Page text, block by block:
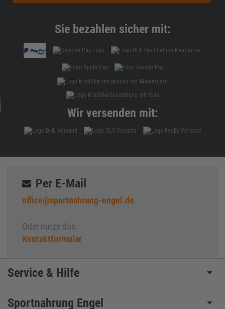
Sie bezahlen sicher mit:
Wir versenden mit:
Per E-Mail
office@sportnahrung-engel.de
Oder nutze das
Kontaktformular
Service & Hilfe
Sportnahrung Engel